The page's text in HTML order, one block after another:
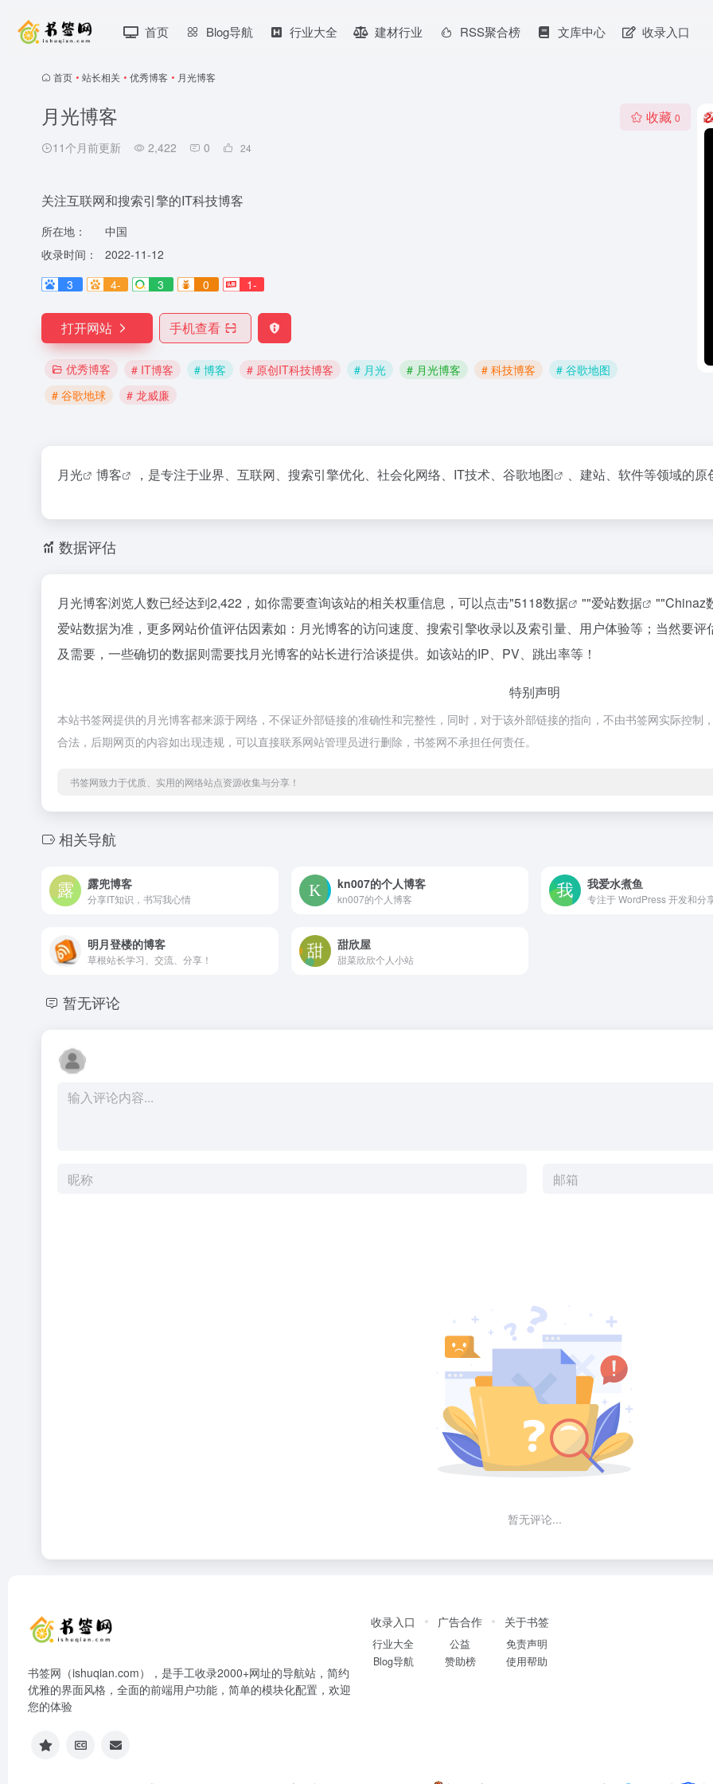
首页 Blog导航 行业大全 建材行业 RSS聚合榜 文库中心 收录入口
首页 • 站长相关 • 优秀博客 • 月光博客
月光博客
11个月前更新 2,422 0 24
收藏 0
关注互联网和搜索引擎的IT科技博客
所在地：
中国
收录时间：
2022-11-12
3
4- 3 0 1-
打开网站 手机查看
优秀博客 # IT博客 # 博客 # 原创IT科技博客 # 月光 # 月光博客 # 科技博客
# 谷歌地图
# 谷歌地球
# 龙威廉
月光 博客 ，是专注于业界、互联网、搜索引擎优化、社会化网络、IT技术、 谷歌地图 、建站、软件等领域的原
数据评估
月光博客浏览人数已经达到2,422，如你需要查询该站的相关权重信息，可以点击"5118数据 ""爱站数据 ""Chinaz
爱站数据为准，更多网站价值评估因素如：月光博客的访问速度、搜索引擎收录以及索引量、用户体验等；当然要
及需要，一些确切的数据则需要找月光博客的站长进行洽谈提供。如该站的IP、PV、跳出率等！
特别声明
本站书签网提供的月光博客都来源于网络，不保证外部链接的准确性和完整性，同时，对于该外部链接的指向，不由书签网实际控
合法，后期网页的内容如出现违规，可以直接联系网站管理员进行删除，书签网不承担任何责任。
书签网致力于优质、实用的网络站点资源收集与分享！
相关导航
露兜博客
分享IT知识，书写我心情
kn007的个人博客
kn007的个人博客
我爱水煮鱼
专注于 WordPress 开发和分
明月登楼的博客
草根站长学习、交流、分享！
甜欣屋
甜菜欣欣个人小站
暂无评论
暂无评论...
书签网（ishuqian.com），是手工收录2000+网址的导航站，简约
优雅的界面风格，全面的前端用户功能，简单的模块化配置，欢迎
您的体验
收录入口
行业大全
Blog导航
广告合作
公益
赞助榜
关于书签
免责声明
使用帮助